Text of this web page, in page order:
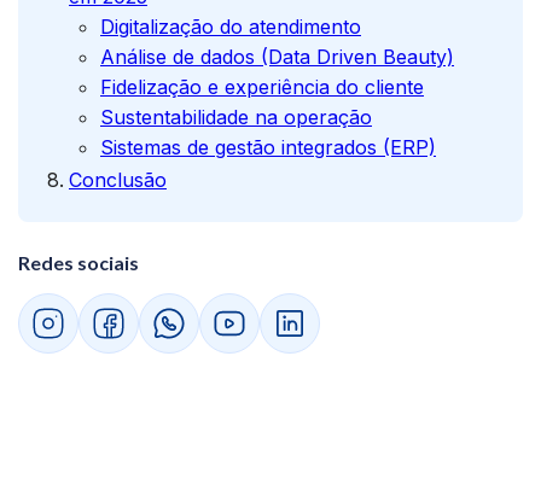
Digitalização do atendimento
Análise de dados (Data Driven Beauty)
Fidelização e experiência do cliente
Sustentabilidade na operação
Sistemas de gestão integrados (ERP)
Conclusão
Redes sociais